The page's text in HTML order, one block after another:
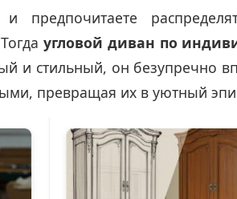
угловой диван по
и стильный, он безупречно
превращая их в уютный